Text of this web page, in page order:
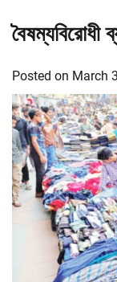
বৈষম্যবিরোধী
Posted on March